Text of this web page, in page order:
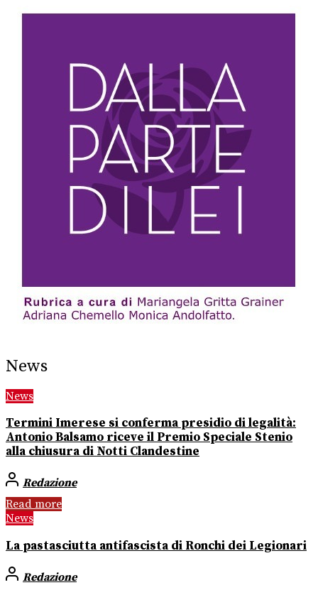
News
News
Termini Imerese si conferma presidio di legalità:
Antonio Balsamo riceve il Premio Speciale Stenio
alla chiusura di Notti Clandestine
Redazione
Read more
News
La pastasciutta antifascista di Ronchi dei Legionari
Redazione